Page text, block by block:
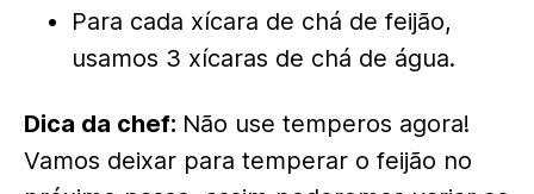
Para cada xícara de chá de feijão,
usamos 3 xícaras de chá de água.
Dica da chef: Não use temperos agora!
Vamos deixar para temperar o feijão no